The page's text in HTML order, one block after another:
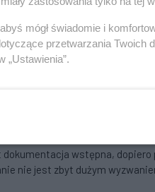
dokumentacja wstępna, dopiero
nie jest zbyt dużym
mógł świadomie i
przetwarzania Twoich
„Ustawienia”.